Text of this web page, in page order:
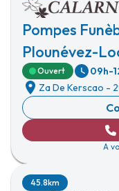
Pompes
Plounévez-
Ouvert 09h-
Za De Kerscao -
A
45.8km